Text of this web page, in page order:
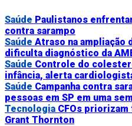
Saúde Paulistanos
contra sarampo
Saúde Atraso na ampliação
dificulta diagnóstico da
Saúde Controle do
infância, alerta
Saúde Campanha contra
pessoas em SP em uma
Tecnologia CFOs
Grant Thornton